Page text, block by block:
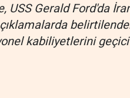
USS Gerald Ford'da
kabiliyetlerini